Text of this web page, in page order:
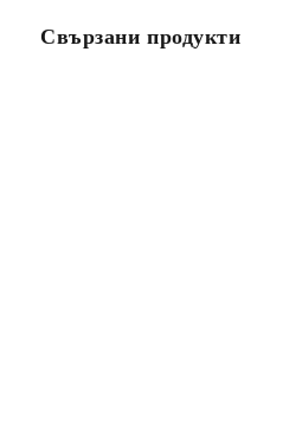
Свързани продукти